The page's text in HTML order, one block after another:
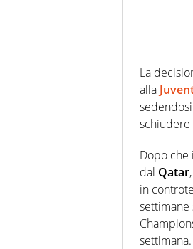
La
alla
schiudere
Dopo che
dal Qatar
in
settimane
settimana.